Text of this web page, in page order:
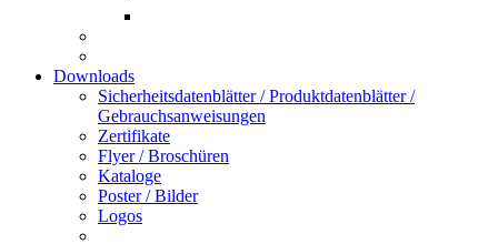
Downloads
Sicherheitsdatenblätter / Produktdatenblätter /
Gebrauchsanweisungen
Zertifikate
Flyer / Broschüren
Kataloge
Poster / Bilder
Logos